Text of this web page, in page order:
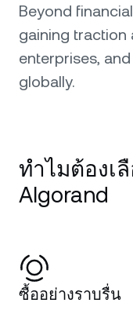
Beyond
gaining traction
enterprises,
globally.
ทำไมต้องเ
Algorand
ซื้ออย่างราบรื่น